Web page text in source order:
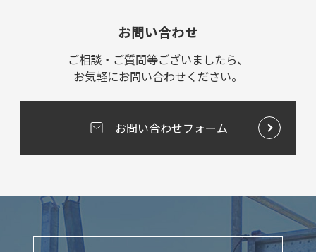
お問い合わせ
ご相談・ご質問等ございましたら、
お気軽にお問い合わせください。
お問い合わせフォーム